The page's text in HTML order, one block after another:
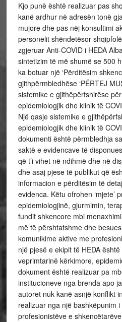
Kjo punë është realizuar pas
kanë ardhur në adresën tonë
mujore dhe pas nëj konsultimi
personelit shëndetësor
zgjeruar Anti-COVID i HEDA
sintetizim të më shumë se 500
ka botuar një ‘Përditësim
gjithpërmbledhëse ‘PËRTEJ
sistemike e gjithëpërfshirëse
epidemiologjik dhe klinik të
Një qasje sistemike e
epidemiologjik dhe klinik të
dokumenti është përmbledhja
saktë e evidencave të
që t’i vihet në ndihmë dhe në
dhe asaj pjese të publikut që
informacion e përditësim të
evidenca. Këtu ofrohen ‘mjete’
epidemiologjinë, gjurmimin,
fundit shkencore mbi
më të përshtatshme dhe
komunikime aktive me
një pjesë e ekipit të HEDA
veprimtarinë kërkimore,
dokument është realizuar pa
institucioneve nga brenda apo
autoret nuk kanë asnjë konflikt
realizuar nga një bashkëpunim
profesionistëve e